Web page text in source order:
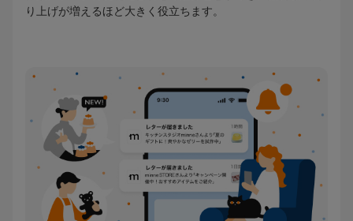
り上げが増えるほど大きく役立ちます。